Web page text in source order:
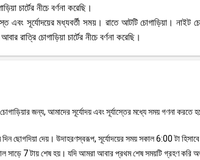
চার্টের নীচে বর্ণনা করেছি।
এবং সূর্যোদয়ের মধ্যবর্তী সময়। রাতে আটটি চোগাড়িয়া।
চোগাড়িয়া চার্টের নীচে বর্ণনা করেছি।
জন্য, আমাদের সূর্যোদয় এবং সূর্যাস্তের মধ্যে সময় গণনা করতে
ছোগদিয়া দেয়। উদাহরণস্বরূপ, সূর্যোদয়ের সময় সকাল 6:00 টা
সাড়ে 7 টায় শেষ হয়। যদি আমরা আবার প্রথম শেষ সময়টি গ্রহণ করি